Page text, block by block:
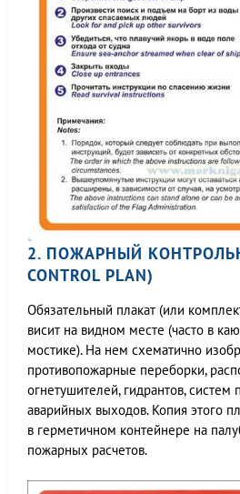
2. ПОЖАРНЫЙ
CONTROL PLAN)
Обязательный плакат (или
висит на видном месте (часто в
мостике). На нем схематично
противопожарные переборки,
огнетушителей, гидрантов,
аварийных выходов. Копия этого
в герметичном контейнере на
пожарных расчетов.